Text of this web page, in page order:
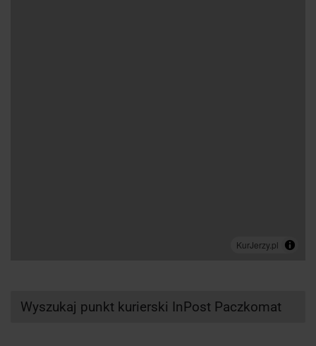
Wyszukaj punkt kurierski InPost Paczkomat